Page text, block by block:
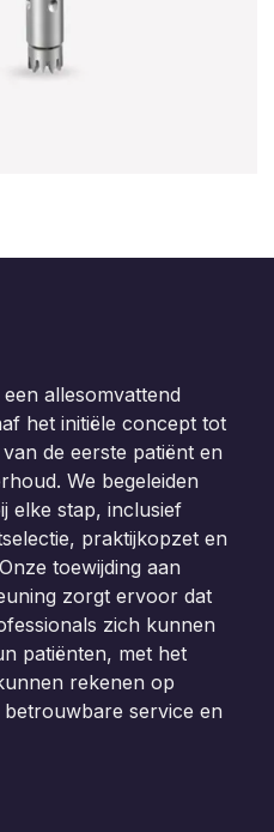
allesomvattend
het initiële concept tot
de eerste patiënt en
We begeleiden
elke stap, inclusief
praktijkopzet en
toewijding aan
zorgt ervoor dat
zich kunnen
patiënten, met het
rekenen op
service en